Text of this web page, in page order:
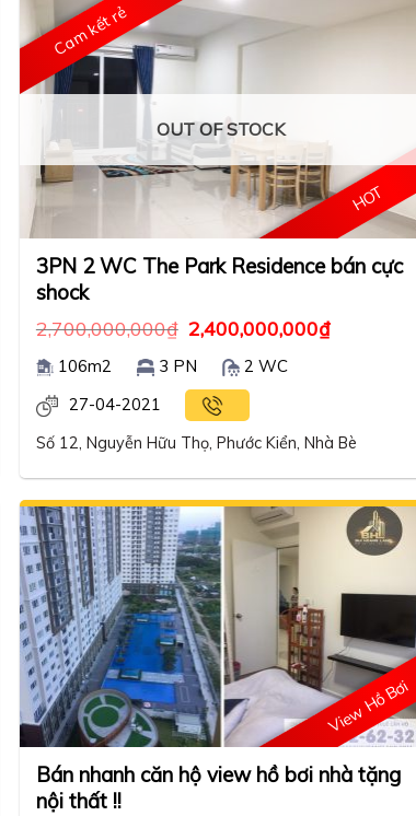
HOT
Cam kết rẻ
OUT OF STOCK
3PN 2 WC The Park Residence bán cực
shock
2,700,000,000₫ 2,400,000,000₫
106m2 3 PN
2 WC
27-04-2021
Số 12, Nguyễn Hữu Thọ, Phước Kiển, Nhà Bè
View Hồ Bơi
Bán nhanh căn hộ view hồ bơi nhà tặng
nội thất !!